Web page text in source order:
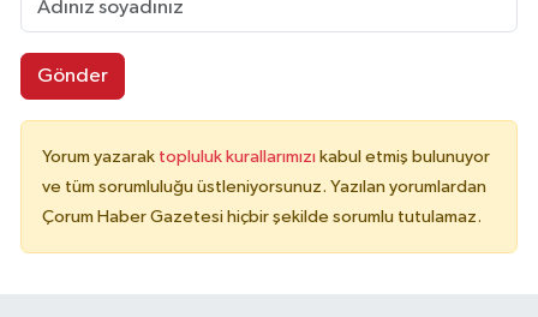
Gönder
Yorum yazarak topluluk kurallarımızı kabul etmiş bulunuyor
ve tüm sorumluluğu üstleniyorsunuz. Yazılan yorumlardan
Çorum Haber Gazetesi hiçbir şekilde sorumlu tutulamaz.